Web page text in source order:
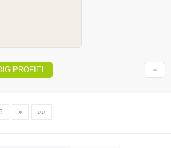
PROFIEL
» »»